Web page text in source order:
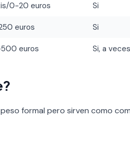
0-20 euros Si
euros Si
euros Si, a
formal pero sirven como